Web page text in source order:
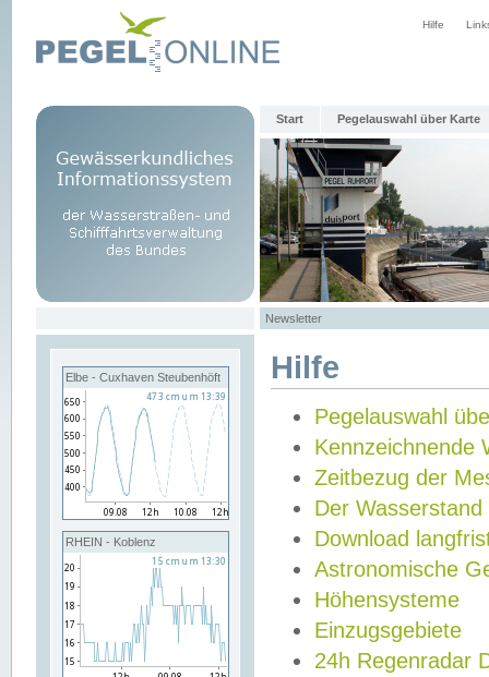
Hilfe
Start Pegelauswahl über Karte
Newsletter
Elbe - Cuxhaven Steubenhöft
RHEIN - Koblenz
Hilfe
Pegelauswahl
Kennzeichnende
Zeitbezug der
Der Wasserstand
Download
Astronomische
Höhensysteme
Einzugsgebiete
24h Regenradar